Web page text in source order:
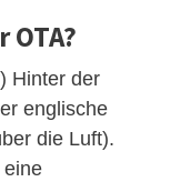
Hinter der
englische
die Luft).
eine